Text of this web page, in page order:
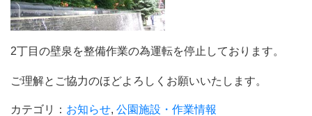
2丁目の壁泉を整備作業の為運転を停止しております。
ご理解とご協力のほどよろしくお願いいたします。
カテゴリ： お知らせ, 公園施設・作業情報